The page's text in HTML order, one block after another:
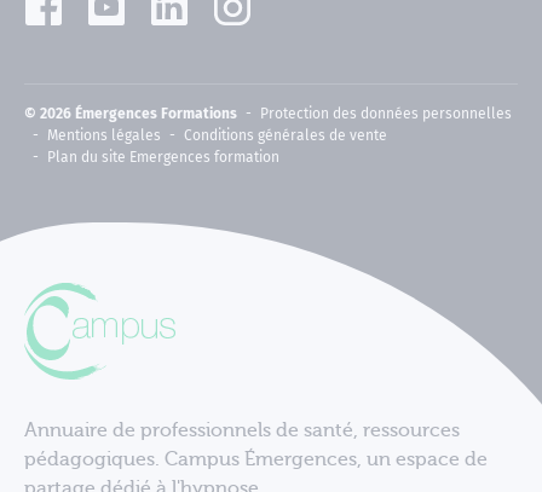
© 2026 Émergences Formations
Protection des données personnelles
Mentions légales
Conditions générales de vente
Plan du site Emergences formation
Annuaire de professionnels de santé, ressources
pédagogiques. Campus Émergences, un espace de